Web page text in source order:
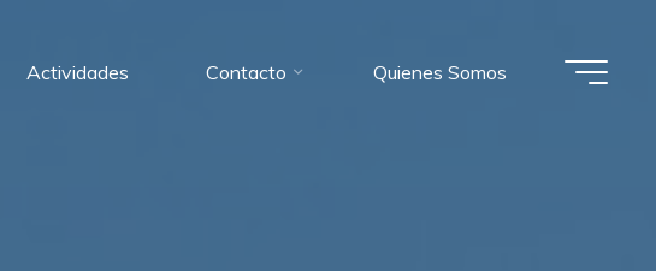
Actividades Contacto Quienes Somos